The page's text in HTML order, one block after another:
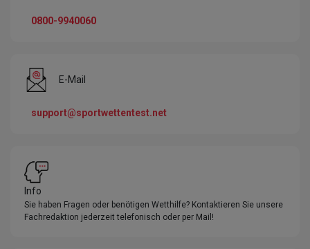
0800-9940060
E-Mail
support@sportwettentest.net
Info
Sie haben Fragen oder benötigen Wetthilfe? Kontaktieren Sie unsere
Fachredaktion jederzeit telefonisch oder per Mail!